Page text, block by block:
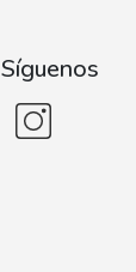
Síguenos